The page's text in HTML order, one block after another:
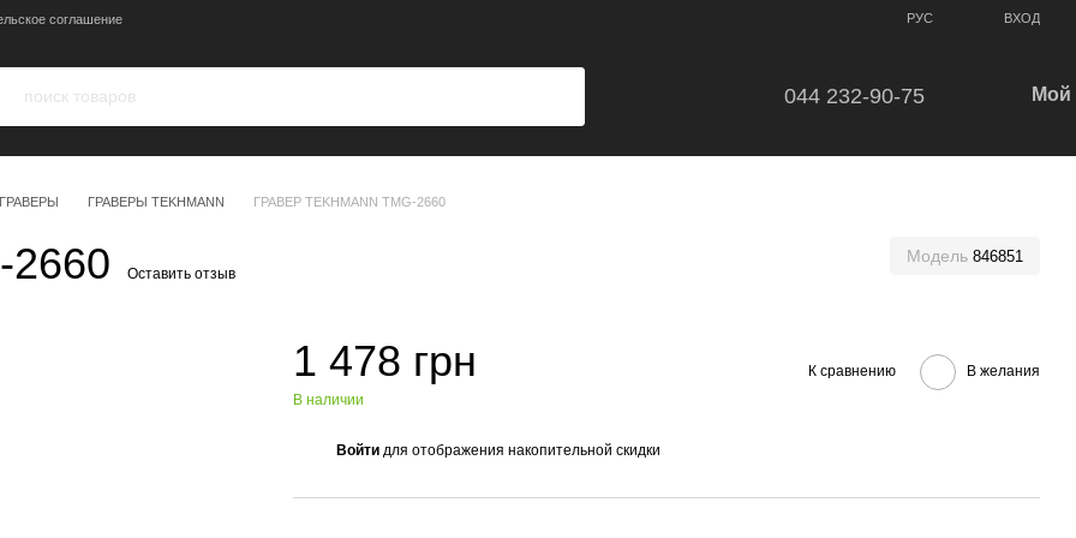
соглашение РУС ВХОД
044 232-90-75 Мой
ГРАВЕРЫ ГРАВЕРЫ TEKHMANN ГРАВЕР TEKHMANN TMG-2660
2660 Оставить отзыв
Модель 846851
1 478 грн
В наличии
К сравнению В желания
Войти для отображения накопительной скидки